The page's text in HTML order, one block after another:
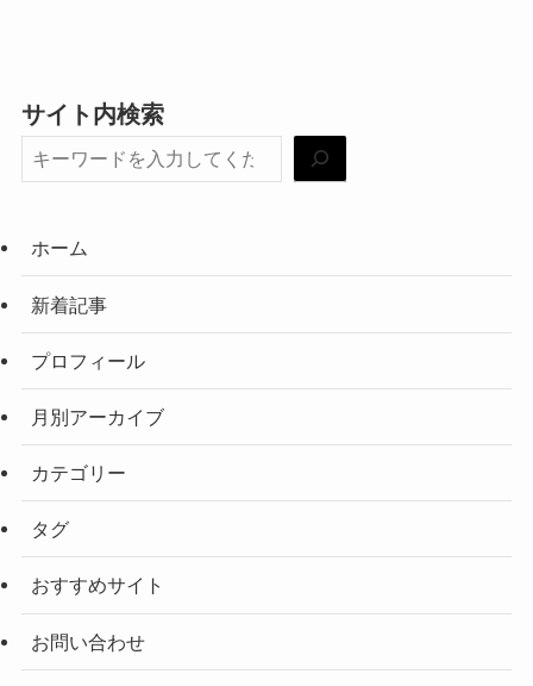
サイト内検索
ホーム
新着記事
プロフィール
月別アーカイブ
カテゴリー
タグ
おすすめサイト
お問い合わせ